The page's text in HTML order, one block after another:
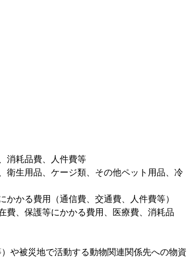
消耗品費、人件費等
衛生用品、ケージ類、その他ペット用品、冷
かる費用（通信費、交通費、人件費等）
費、保護等にかかる費用、医療費、消耗品
や被災地で活動する動物関連関係先への物資